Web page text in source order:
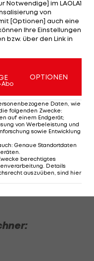
>>>
um Punkte im
20 Punkten
aktuell
Weiß Linz,
einen 2:1-
für die WSG: Beim
Linz traf Nikolai
Notwendige] im LAOLA1
von
[Optionen] auch eine
Ihre Einstellungen
bzw. über den Link in
Abo
OPTIONEN
Daten, wie
folgenden Zwecke:
auf einem Endgerät;
von Werbeleistung und
sowie Entwicklung
: Genaue Standortdaten
berechtigtes
Details
auszuüben, sind hier